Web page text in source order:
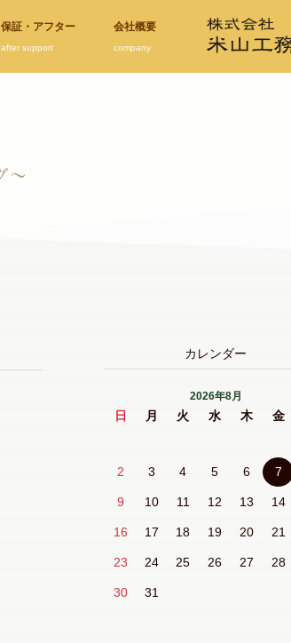
保証・アフター
after support
会社概要
company
カレンダー
2026年8月
日 月 火 水 木 金
2 3 4 5 6 7
9 10 11 12 13 14
16 17 18 19 20 21
23 24 25 26 27 28
30 31